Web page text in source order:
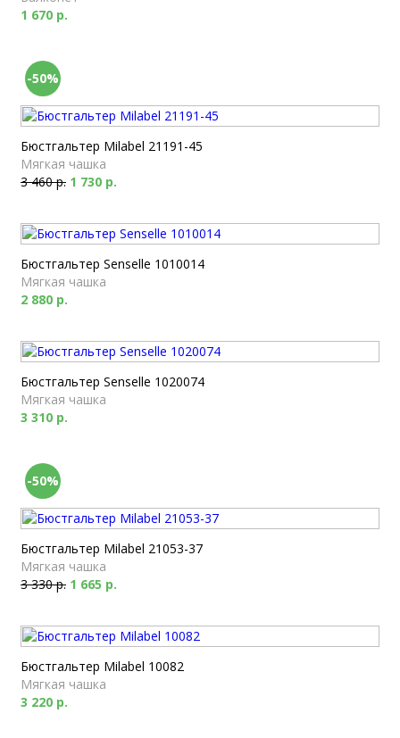
1 670 р.
-50%
Бюстгальтер Milabel 21191-45
Мягкая чашка
3 460 р. 1 730 р.
Бюстгальтер Senselle 1010014
Мягкая чашка
2 880 р.
Бюстгальтер Senselle 1020074
Мягкая чашка
3 310 р.
-50%
Бюстгальтер Milabel 21053-37
Мягкая чашка
3 330 р. 1 665 р.
Бюстгальтер Milabel 10082
Мягкая чашка
3 220 р.